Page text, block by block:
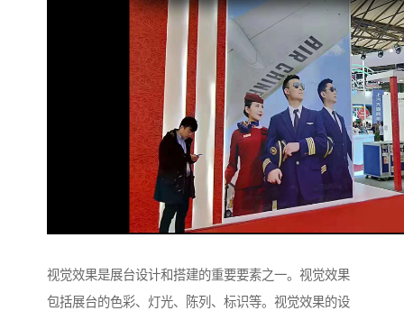
视觉效果是展台设计和搭建的重要要素之一。视觉效果
包括展台的色彩、灯光、陈列、标识等。视觉效果的设